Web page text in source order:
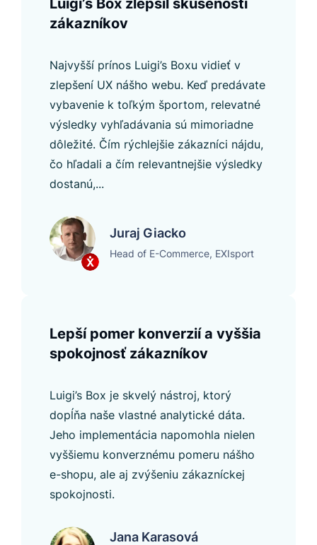
Luigi’s Box zlepšil skúsenosti
zákazníkov
Najvyšší prínos Luigi’s Boxu vidieť v
zlepšení UX nášho webu. Keď predávate
vybavenie k toľkým športom, relevatné
výsledky vyhľadávania sú mimoriadne
dôležité. Čím rýchlejšie zákazníci nájdu,
čo hľadali a čím relevantnejšie výsledky
dostanú,...
Juraj Giacko
Head of E-Commerce, EXIsport
Lepší pomer konverzií a vyššia
spokojnosť zákazníkov
Luigi’s Box je skvelý nástroj, ktorý
dopĺňa naše vlastné analytické dáta.
Jeho implementácia napomohla nielen
vyššiemu konverznému pomeru nášho
e-shopu, ale aj zvýšeniu zákazníckej
spokojnosti.
Jana Karasová